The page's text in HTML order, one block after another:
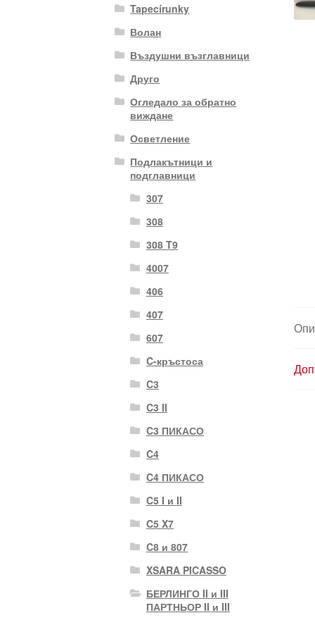
Tapecírunky
Волан
Въздушни възглавници
Друго
Огледало за обратно
виждане
Осветление
Подлакътници и
подглавници
307
308
308 T9
4007
406
407
607
C-кръстоса
C3
C3 II
C3 ПИКАСО
C4
C4 ПИКАСО
C5 I и II
C5 X7
C8 и 807
XSARA PICASSO
БЕРЛИНГО II и III
ПАРТНЬОР II и III